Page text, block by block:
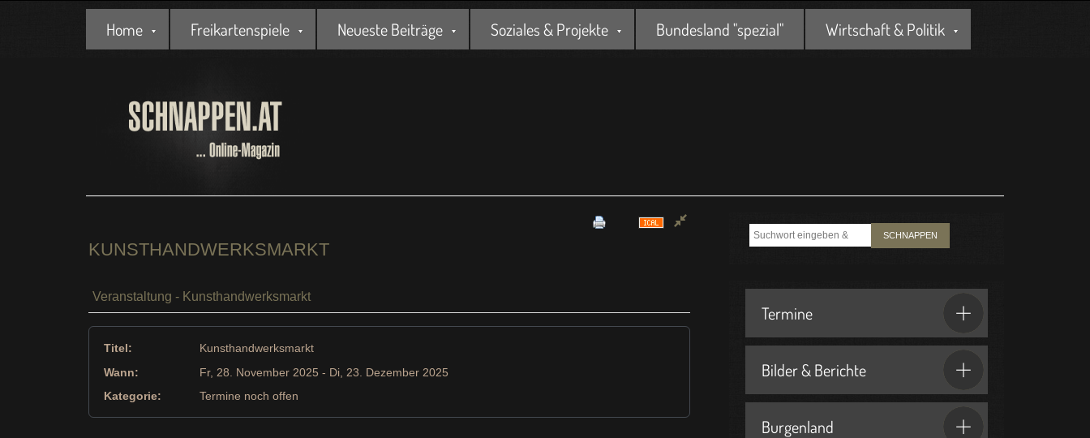
Home Freikartenspiele Neueste Beiträge Soziales & Projekte Bundesland "spezial" Wirtschaft & Politik
KUNSTHANDWERKSMARKT
Veranstaltung - Kunsthandwerksmarkt
Titel:
Kunsthandwerksmarkt
Wann:
Fr, 28. November 2025 - Di, 23. Dezember 2025
Kategorie:
Termine noch offen
SCHNAPPEN
Termine
Bilder & Berichte
Burgenland